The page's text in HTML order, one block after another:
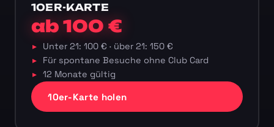
10ER-KARTE
ab 100 €
Unter 21: 100 € · über 21: 150 €
Für spontane Besuche ohne Club Card
12 Monate gültig
10er-Karte holen